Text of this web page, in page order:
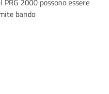
2000 possono essere
bando